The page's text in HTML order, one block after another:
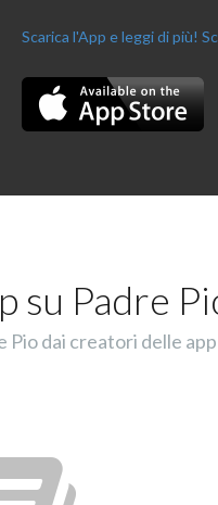
Scarica l'App e leggi di più!
su Padre
dai creatori delle